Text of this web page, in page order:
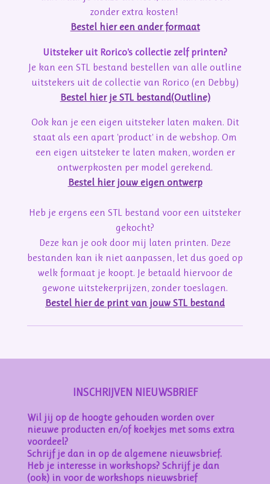
zonder extra kosten!
Bestel hier een ander formaat
Uitsteker uit Rorico's collectie zelf printen?
Je kan een STL bestand bestellen van alle outline
uitstekers uit de collectie van Rorico (en Debby)
Bestel hier je STL bestand(Outline)
Ook kan je een eigen uitsteker laten maken. Dit
staat als een apart 'product' in de webshop. Om
een eigen uitsteker te laten maken, worden er
ontwerpkosten per model gerekend.
Bestel hier jouw eigen ontwerp
Heb je ergens een STL bestand voor een uitsteker
gekocht?
Deze kan je ook door mij laten printen. Deze
bestanden kan ik niet aanpassen, let dus goed op
welk formaat je koopt. Je betaald hiervoor de
gewone uitstekerprijzen, zonder toeslagen.
Bestel hier de print van jouw STL bestand
INSCHRIJVEN NIEUWSBRIEF
Wil jij op de hoogte gehouden worden over
nieuwe producten en/of koekjes met soms extra
voordeel?
Schrijf je dan in op de algemene nieuwsbrief.
Heb je interesse in workshops? Schrijf je dan
(ook) in voor de workshops nieuwsbrief